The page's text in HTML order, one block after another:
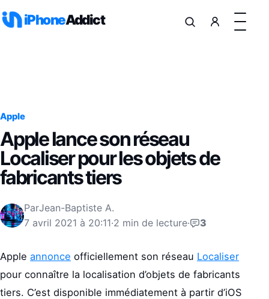
iPhoneAddict
Apple
Apple lance son réseau
Localiser pour les objets de
fabricants tiers
ParJean-Baptiste A.
7 avril 2021 à 20:11·2 min de lecture· 3
Apple annonce officiellement son réseau Localiser
pour connaître la localisation d’objets de fabricants
tiers. C’est disponible immédiatement à partir d’iOS